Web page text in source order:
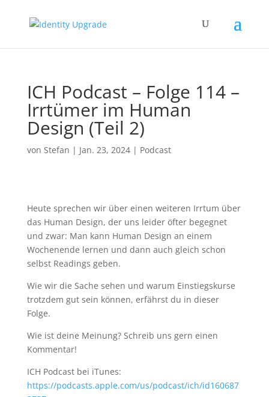
ICH Podcast – Folge 114 –
Irrtümer im Human
Design (Teil 2)
von Stefan | Jan. 23, 2024| Podcast
Heute sprechen wir über einen weiteren Irrtum über
das Human Design, der uns leider öfter begegnet
und zwar: Man kann Human Design an einem
Wochenende lernen und dann auch gleich schon
selbst Readings geben.
Wie wir die Sache sehen und warum Einstiegskurse
trotzdem gut sein können, erfährst du in dieser
Folge.
Wie ist deine Meinung? Schreib uns gern einen
Kommentar!
ICH Podcast bei iTunes:
https://podcasts.apple.com/us/podcast/ich/id160687